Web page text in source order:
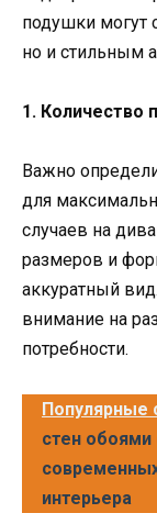
подушки могут
но и стильным
1. Количество
Важно
для
случаев на
размеров и
аккуратный
внимание на
потребности.
Популярные
стен обоями
интерьера